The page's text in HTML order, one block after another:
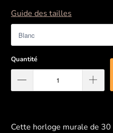
Guide des tailles
Quantité
Cette horloge murale de